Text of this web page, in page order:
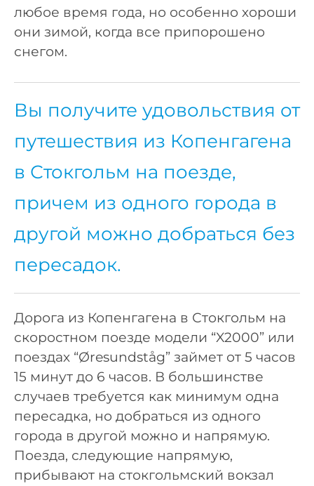
любое время года, но особенно хороши
они зимой, когда все припорошено
снегом.
Вы получите удовольствия от
путешествия из Копенгагена
в Стокгольм на поезде,
причем из одного города в
другой можно добраться без
пересадок.
Дорога из Копенгагена в Стокгольм на
скоростном поезде модели “X2000” или
поездах “Øresundståg” займет от 5 часов
15 минут до 6 часов. В большинстве
случаев требуется как минимум одна
пересадка, но добраться из одного
города в другой можно и напрямую.
Поезда, следующие напрямую,
прибывают на стокгольмский вокзал